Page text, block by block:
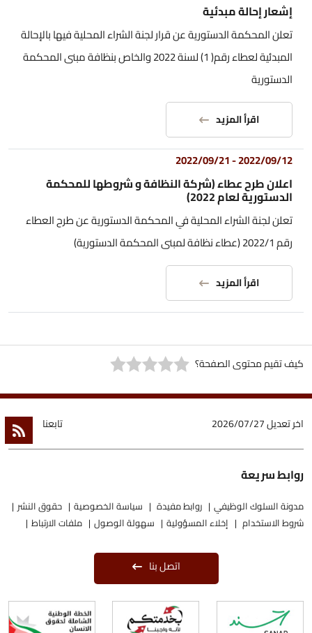
إشعار إحالة مبدئية
تعلن المحكمة الدستورية عن قرار لجنة الشراء المحلية فيها بالإحالة
المبدئية لعطاء رقم( 1) لسنة 2022 والخاص بنظافة مبنى المحكمة
الدستورية
اقرأ المزيد
2022/09/12
-
2022/09/21
اعلان طرح عطاء (شركة النظافة و شروطها للمحكمة
الدستورية لعام 2022)
تعلن لجنة الشراء المحلية في المحكمة الدستورية عن طرح العطاء
رقم 2022/1 (عطاء نظافة لمبنى المحكمة الدستورية)
اقرأ المزيد
كيف تقيم محتوى الصفحة؟
اخر تعديل2026/07/27 تابعنا
روابط سريعة
مدونة السلوك الوظيفي روابط مفيدة سياسة الخصوصية
حقوق النشر
شروط الاستخدام
إخلاء المسؤولية سهولة الوصول ملفات الارتباط
اتصل بنا